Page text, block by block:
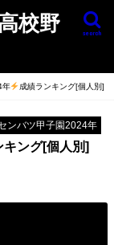
校野
search
年 成績ランキング[個人別]
ンバツ甲子園2024年
キング[個人別]